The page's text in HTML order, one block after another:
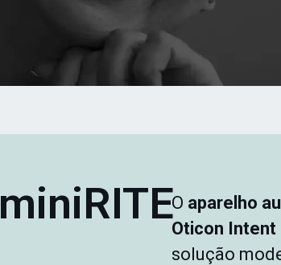
miniRITEO aparelho
Oticon Intent
solução